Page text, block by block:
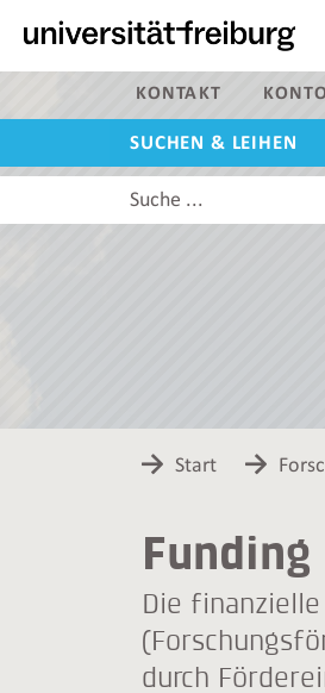
Hauptnavigation
dieser
Zum
dieser
Zur
KONTAKT
SUCHEN & LEIHEN
Diese
Start
Die
durch